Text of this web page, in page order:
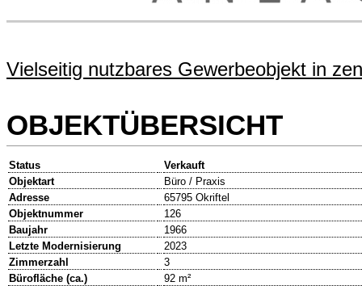
Vielseitig nutzbares Gewerbeobjekt in
OBJEKTÜBERSICHT
Status
Verkauft
Objektart
Büro / Praxis
Adresse
65795 Okriftel
Objektnummer
126
Baujahr
1966
Letzte Modernisierung
2023
Zimmerzahl
3
Bürofläche (ca.)
92 m²